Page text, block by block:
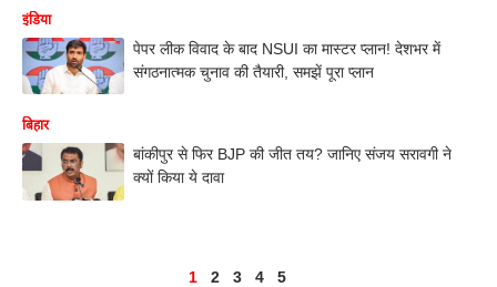
इंडिया
पेपर लीक विवाद के बाद NSUI का मास्टर प्लान! देशभर में
संगठनात्मक चुनाव की तैयारी, समझें पूरा प्लान
बिहार
बांकीपुर से फिर BJP की जीत तय? जानिए संजय सरावगी ने
क्यों किया ये दावा
1 2 3 4 5